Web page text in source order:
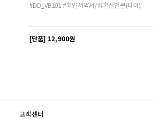
#DD_VB101#혼인서약서/성혼선언문(타이)
[단품] 12,900원
고객센터